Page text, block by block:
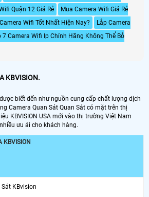
Quận 12 Giá Rẻ
Mua Camera Wifi Giá Rẻ
Wifi Tốt Nhất Hiện Nay?
Lắp Camera
7 Camera Wifi Ip Chính Hãng Không Thể Bỏ
KBVISION.
biết đến như nguồn cung cấp chất lượng dịch
Camera Quan Sát Quan Sát có mặt trên thị
KBVISION USA mới vào thị trường Việt Nam
ưu ái cho khách hàng.
KBVISION
KBvision